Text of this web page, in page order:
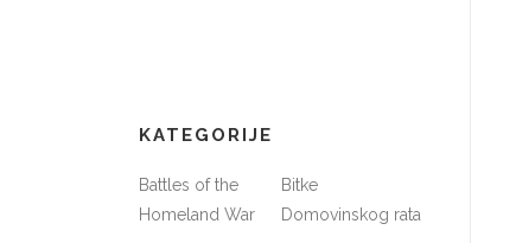
KATEGORIJE
Battles of the
Homeland War
Bitke
Domovinskog rata